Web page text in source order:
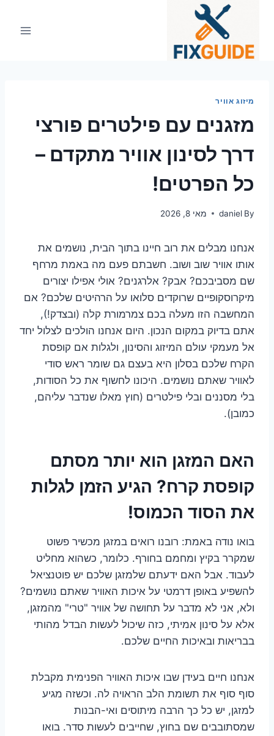
מיזוג אוויר
מזגנים עם פילטרים פורצי
דרך לסינון אוויר מתקדם –
כל הפרטים!
By
daniel מאי 8, 2026
אנחנו מבלים את רוב חיינו בתוך הבית, נושמים את
אותו אוויר שוב ושוב. חשבתם פעם מה באמת מרחף
שם מסביבכם? אבק? אלרגנים? אולי אפילו יצורים
מיקרוסקופיים שרוקדים סלואו על הרהיטים שלכם? אם
המחשבה הזו מעלה בכם צמרמורת קלה (ובצדק!),
אתם בדיוק במקום הנכון. היום אנחנו הולכים לצלול יחד
אל מעמקי עולם המיזוג והסינון, ולגלות אם קופסת
הקרח שלכם בסלון היא בעצם גם שומר ראש סודי
לאוויר שאתם נושמים. היכונו לחשוף את כל הסודות,
בלי מסננים ובלי פילטרים (חוץ מאלו שנדבר עליהם,
כמובן).
האם המזגן הוא יותר מסתם
קופסת קרח? הגיע הזמן לגלות
את הסוד הכמוס!
בואו נודה באמת: רובנו רואים במזגן מכשיר פשוט
שמקרר בקיץ ומחמם בחורף. כלומר, כשהוא מחליט
לעבוד. אבל האם ידעתם שלמזגן שלכם יש פוטנציאל
להשפיע באופן דרמטי על איכות האוויר שאתם נושמים?
ולא, אני לא מדבר על תחושה של אוויר "טרי" מהמזגן,
אלא על סינון אמיתי, כזה שיכול לעשות הבדל מהותי
בבריאות ובאיכות החיים שלכם.
אנחנו חיים בעידן שבו איכות האוויר הפנימית מקבלת
סוף סוף את תשומת הלב הראויה לה. וכשזה מגיע
למזגן, יש כל כך הרבה מיתוסים ואי-הבנות
שמסתובבים שם בחוץ, שחייבים לעשות סדר. בואו